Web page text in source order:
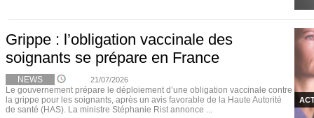
Grippe : l’obligation vaccinale des
soignants se prépare en France
NEWS 21/07/2026
Le gouvernement prépare le déploiement d’une obligation vaccinale contre
la grippe pour les soignants, après un avis favorable de la Haute Autorité
de santé (HAS). La ministre Stéphanie Rist annonce ...